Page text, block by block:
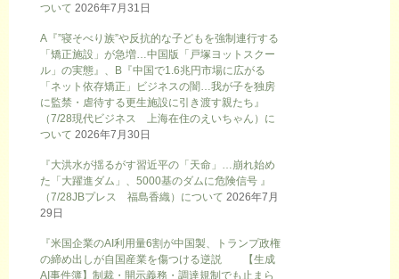
ついて 2026年7月31日
A『”寝そべり族”や反抗的な子どもを強制連行する
「矯正施設」が急増…中国版「戸塚ヨットスクー
ル」の実態』、B『中国で1.6兆円市場に広がる
「ネット依存矯正」ビジネスの闇…我が子を独房
に監禁・虐待する更生施設に引き渡す親たち』
（7/28現代ビジネス 上海在住のえいちゃん）に
ついて 2026年7月30日
『大洪水が揺るがす習近平の「天命」…崩れ始め
た「大躍進ダム」、5000基のダムに危険信号 』
（7/28JBプレス 福島香織）について 2026年7月
29日
『米国企業のAI利用量6割が中国製、トランプ政権
の締め出しが自国産業を傷つける逆説 【生成
AI事件簿】制裁・開示義務・調達規制でも止まら